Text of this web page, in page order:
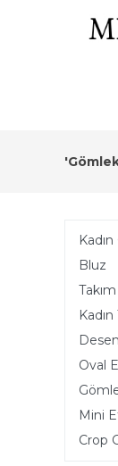
Bluz
Takım
Kadın
Oval
Mini
Crop